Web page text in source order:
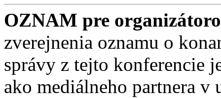
OZNAM pre
zverejnenia oznamu o
správy z tejto konferencie
ako mediálneho partnera v